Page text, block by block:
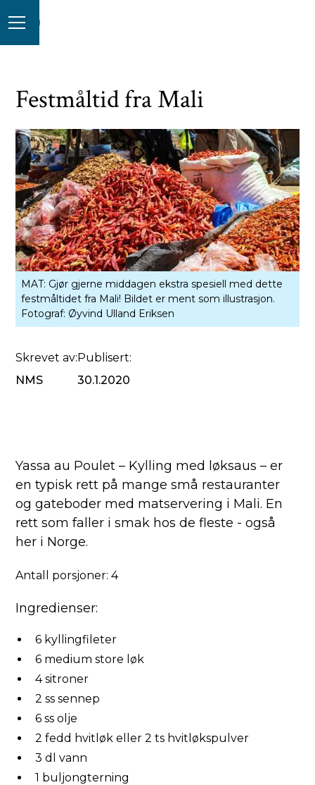
Festmåltid fra Mali
MAT: Gjør gjerne middagen ekstra spesiell med dette
festmåltidet fra Mali! Bildet er ment som illustrasjon.
Fotograf: Øyvind Ulland Eriksen
Skrevet av:
NMS
Publisert:
30.1.2020
Yassa au Poulet – Kylling med løksaus – er
en typisk rett på mange små restauranter
og gateboder med matservering i Mali. En
rett som faller i smak hos de fleste - også
her i Norge.
Antall porsjoner: 4
Ingredienser:
6 kyllingfileter
6 medium store løk
4 sitroner
2 ss sennep
6 ss olje
2 fedd hvitløk eller 2 ts hvitløkspulver
3 dl vann
1 buljongterning